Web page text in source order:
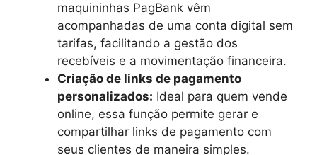
maquininhas PagBank vêm
acompanhadas de uma conta digital sem
tarifas, facilitando a gestão dos
recebíveis e a movimentação financeira.
Criação de links de pagamento
personalizados: Ideal para quem vende
online, essa função permite gerar e
compartilhar links de pagamento com
seus clientes de maneira simples.